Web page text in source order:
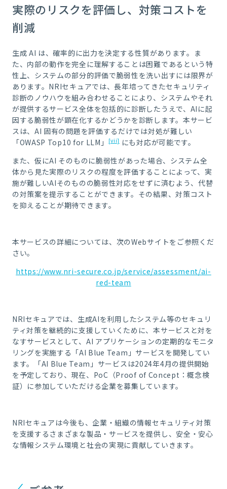
実際のリスクを評価し、対策コストを
削減
生成 AI は、確率的に出力を決定する性質があります。ま
た、内部の動作を完全に理解することは困難であるという特
性上、システムの部分的評価で脆弱性を洗い出すには限界が
あります。 NRIセキュアでは、長年培ってきたセキュリティ
診断のノウハウを組み合わせることにより、システムやそれ
が提供するサービス全体を包括的に診断したうえで、 AI に起
因する脆弱性が顕在化するかどうかを診断します。本サービ
スは、 AI 固有の問題を評価するだけでは対処が難しい
「OWASP Top10 for LLM 」[vii] にも対応が可能です。
また、仮にAI そのものに脆弱性があった場合、システム全
体から見た実際のリスクの程度を評価することによって、実
施が難しいAIそのものの脆弱性対応をせずに済むよう、代替
の対策案を提示することができます。その結果、対策コスト
を抑えることが期待できます。
本サービスの詳細については、次のWebサイトをご参照くだ
さい。
https://www.nri-secure.co.jp/service/assessment/ai-
red-team
NRIセキュアでは、生成AIを利用したシステム等のセキュリ
ティ対策を継続的に支援していくために、本サービスと対を
なすサービスとして、 AI アプリケーションの定期的なモニタ
リングを実施する「AI Blue Team 」サービスを開発してい
ます。「AI Blue Team 」サービスは2024年4月の提供開始
を予定しており、現在、 PoC （Proof of Concept ：概念検
証）に参加していただける企業を募集しています。
NRIセキュアは今後も、企業・組織の情報セキュリティ対策
を支援するさまざまな製品・サービスを提供し、安全・安心
な情報システム環境と社会の実現に貢献していきます。